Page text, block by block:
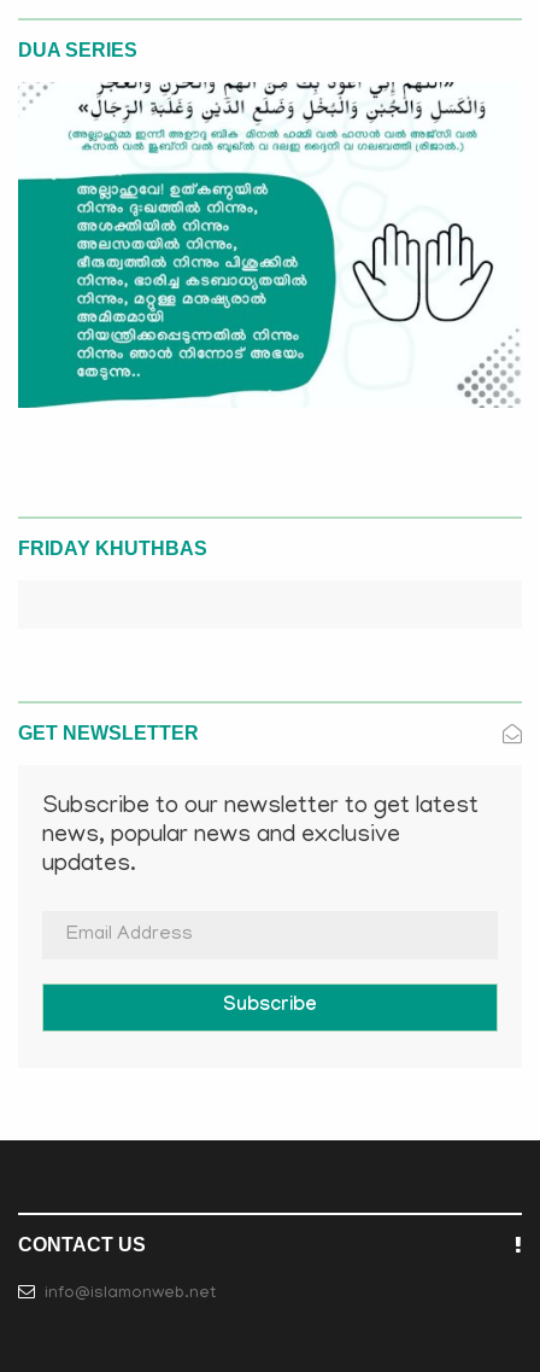
DUA SERIES
FRIDAY KHUTHBAS
GET NEWSLETTER
Subscribe to our newsletter to get latest
news, popular news and exclusive
updates.
Subscribe
CONTACT US
info@islamonweb.net